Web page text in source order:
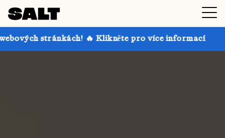
🔥 Klikněte pro více informací Získejte až 30%